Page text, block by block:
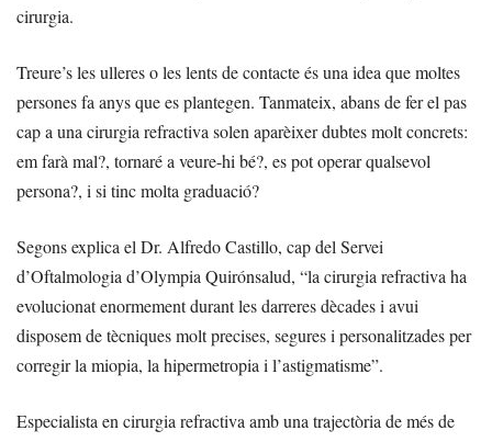
cirurgia.
Treure’s les ulleres o les lents de contacte és una idea que moltes
persones fa anys que es plantegen. Tanmateix, abans de fer el pas
cap a una cirurgia refractiva solen aparèixer dubtes molt concrets:
em farà mal?, tornaré a veure-hi bé?, es pot operar qualsevol
persona?, i si tinc molta graduació?
Segons explica el Dr. Alfredo Castillo, cap del Servei
d’Oftalmologia d’Olympia Quirónsalud, “la cirurgia refractiva ha
evolucionat enormement durant les darreres dècades i avui
disposem de tècniques molt precises, segures i personalitzades per
corregir la miopia, la hipermetropia i l’astigmatisme”.
Especialista en cirurgia refractiva amb una trajectòria de més de